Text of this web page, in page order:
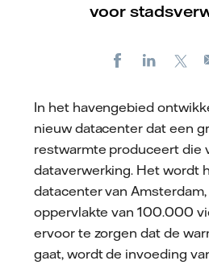
voor
FacebookLinkedIn
In het havengebied
nieuw datacenter dat een
restwarmte produceert die
dataverwerking. Het wordt
datacenter van
oppervlakte van 100.000
ervoor te zorgen dat de
gaat, wordt de invoeding